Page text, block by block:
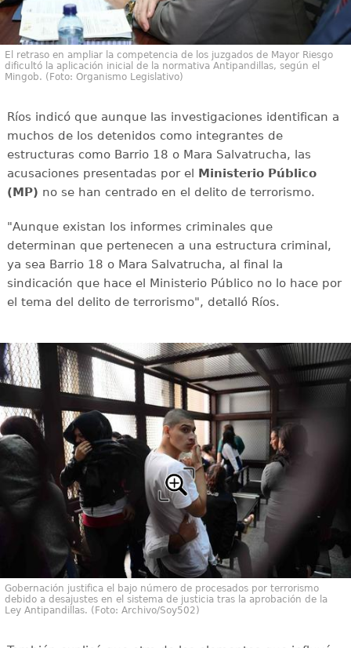
El retraso en ampliar la competencia de los juzgados de Mayor Riesgo
dificultó la aplicación inicial de la normativa Antipandillas, según el
Mingob. (Foto: Organismo Legislativo)
Ríos indicó que aunque las investigaciones identifican a
muchos de los detenidos como integrantes de
estructuras como Barrio 18 o Mara Salvatrucha, las
acusaciones presentadas por el
Ministerio Público
(MP) no se han centrado en el delito de terrorismo.
"Aunque existan los informes criminales que
determinan que pertenecen a una estructura criminal,
ya sea Barrio 18 o Mara Salvatrucha, al final la
sindicación que hace el Ministerio Público no lo hace por
el tema del delito de terrorismo", detalló Ríos.
Gobernación justifica el bajo número de procesados por terrorismo
debido a desajustes en el sistema de justicia tras la aprobación de la
Ley Antipandillas. (Foto: Archivo/Soy502)